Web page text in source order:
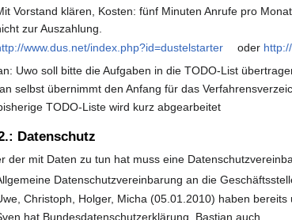
Vorstand klären, Kosten: fünf Minuten Anrufe pro
zur Auszahlung.
www.dus.net/index.php?id=dustelstarter
oder
Uwo soll bitte die Aufgaben in die TODO-List
selbst übernimmt den Anfang für das
TODO-Liste wird kurz abgearbeitet
Datenschutz
der mit Daten zu tun hat muss eine
Datenschutzvereinbarung an die
Christoph, Holger, Micha (05.01.2010) haben bereits
hat Bundesdatenschutzerklärung, Bastian auch.